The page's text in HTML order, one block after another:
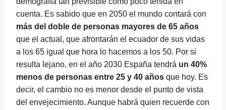
cuenta. Es sabido que en 2050 el mundo contará con
más del doble de personas mayores de 65 años
que el actual, que afrontarán el ecuador de sus vidas
a los 65 igual que hora lo hacemos a los 50. Por si
resulta lejano, en el año 2030 España tendrá un 40%
menos de personas entre 25 y 40 años que hoy. Es
decir, el cambio no es menor desde el punto de vista
del envejecimiento. Aunque habrá quien recuerde con